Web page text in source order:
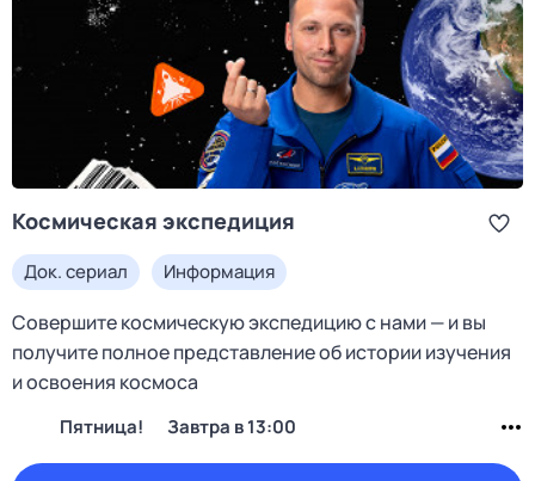
Космическая экспедиция
Док. сериал Информация
Совершите космическую экспедицию с нами — и вы
получите полное представление об истории изучения
и освоения космоса
Пятница! Завтра в 13:00